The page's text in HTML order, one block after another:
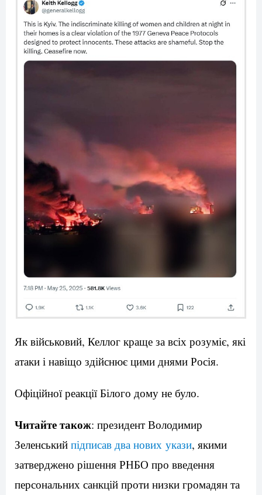
Як військовий, Келлог краще за всіх розуміє, які
атаки і навіщо здійснює цими днями Росія.
Офіційної реакції Білого дому не було.
Читайте також: президент Володимир
Зеленський підписав два нових укази, якими
затверджено рішення РНБО про введення
персональних санкцій проти низки громадян та